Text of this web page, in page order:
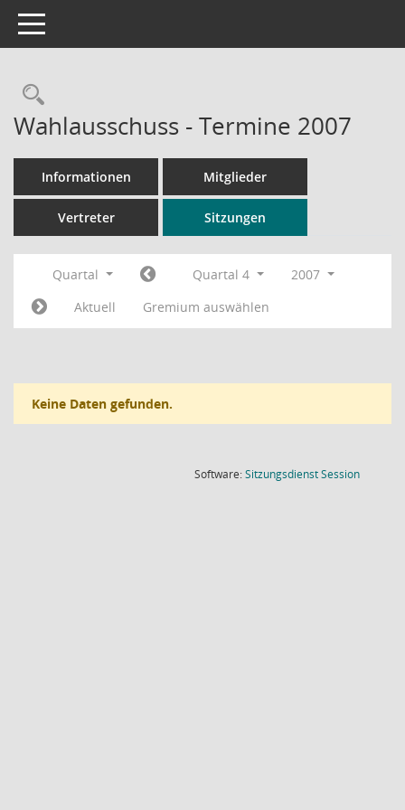
Toggle navigation
Rechercheauswahl
Wahlausschuss - Termine 2007
Informationen Mitglieder
Vertreter Sitzungen
Quartal Quartal 4
2007
Aktuell
Gremium auswählen
Keine Daten gefunden.
Software:SitzungsdienstSession(Wird in